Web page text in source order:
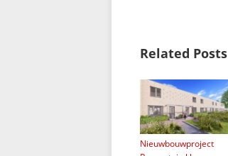
Related Posts
Nieuwbouwproject